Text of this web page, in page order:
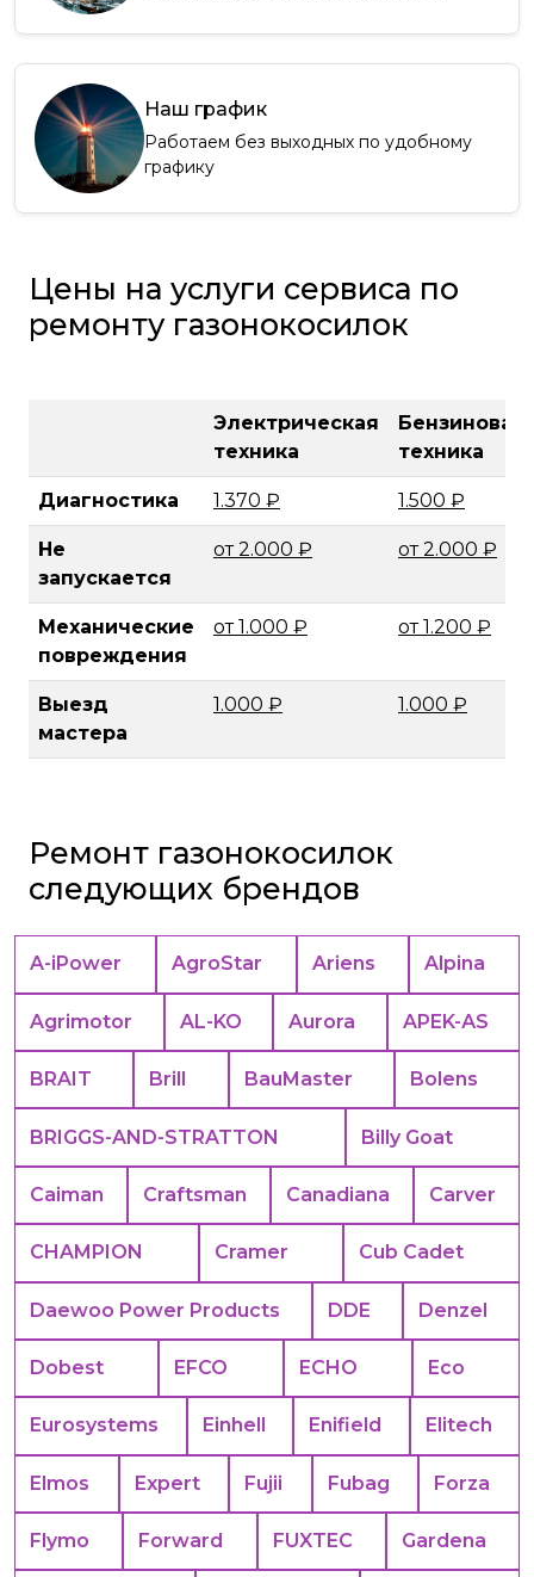
Наш график
Работаем без выходных по удобному
графику
Цены на услуги сервиса по
ремонту газонокосилок
Электрическая
техника
Бензиновая
техника
Диагностика 1.370 ₽ 1.500 ₽
Не
запускается
от 2.000 ₽ от 2.000 ₽
Механические
повреждения
от 1.000 ₽ от 1.200 ₽
Выезд
мастера
1.000 ₽ 1.000 ₽
Ремонт газонокосилок
следующих брендов
A-iPower AgroStar Ariens Alpina
Agrimotor AL-KO Aurora APEK-АS
BRAIT Brill BauMaster Bolens
BRIGGS-AND-STRATTON Billy Goat
Caiman Craftsman Canadiana Carver
CHAMPION Cramer Cub Cadet
Daewoo Power Products DDE Denzel
Dobest EFCO ECHO Eco
Eurosystems Einhell Enifield Elitech
Elmos Expert Fujii Fubag Forza
Flymo Forward FUXTEC Gardena